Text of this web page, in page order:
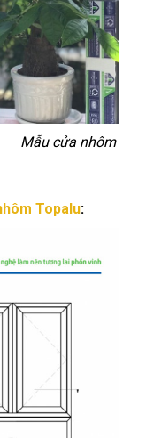
cửa nhôm
Topalu: